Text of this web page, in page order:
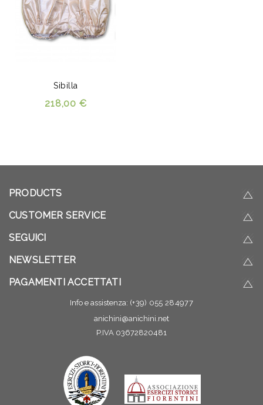
Sibilla
218,00 €
PRODUCTS
CUSTOMER SERVICE
SEGUICI
NEWSLETTER
PAGAMENTI ACCETTATI
Info e assistenza: (+39) 055 284977
anichini@anichini.net
P.IVA 03672820481